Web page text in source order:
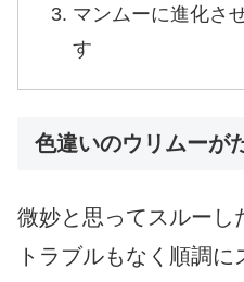
マンムーに進化さ
す
色違いのウリムーが
微妙と思ってスルーし
トラブルもなく順調に